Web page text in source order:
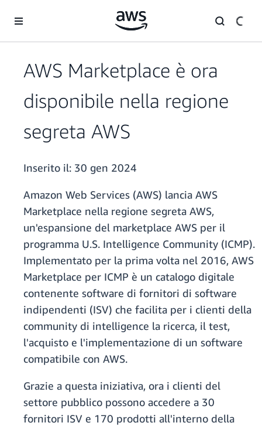
AWS Marketplace è ora
disponibile nella regione
segreta AWS
Inserito il: 30 gen 2024
Amazon Web Services (AWS) lancia AWS
Marketplace nella regione segreta AWS,
un'espansione del marketplace AWS per il
programma U.S. Intelligence Community (ICMP).
Implementato per la prima volta nel 2016, AWS
Marketplace per ICMP è un catalogo digitale
contenente software di fornitori di software
indipendenti (ISV) che facilita per i clienti della
community di intelligence la ricerca, il test,
l'acquisto e l'implementazione di un software
compatibile con AWS.
Grazie a questa iniziativa, ora i clienti del
settore pubblico possono accedere a 30
fornitori ISV e 170 prodotti all'interno della